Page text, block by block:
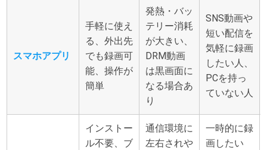
スマホアプリ
手軽に使え
る、外出先
でも録画可
能、操作が
簡単
発熱・バッ
テリー消耗
が大きい、
DRM動画
は黒画面に
なる場合あ
り
SNS動画や
短い配信を
気軽に録画
したい人、
PCを持っ
ていない人
インストー
ル不要、ブ
通信環境に
左右されや
一時的に録
画したい